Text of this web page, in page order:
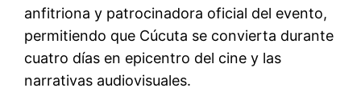
anfitriona y patrocinadora oficial del evento,
permitiendo que Cúcuta se convierta durante
cuatro días en epicentro del cine y las
narrativas audiovisuales.